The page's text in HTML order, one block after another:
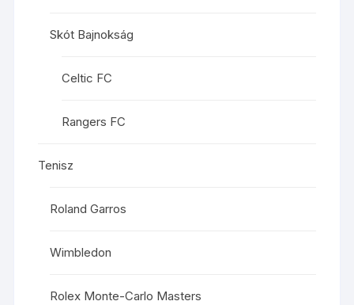
Skót Bajnokság
Celtic FC
Rangers FC
Tenisz
Roland Garros
Wimbledon
Rolex Monte-Carlo Masters